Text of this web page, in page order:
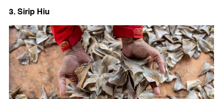
3. Sirip Hiu